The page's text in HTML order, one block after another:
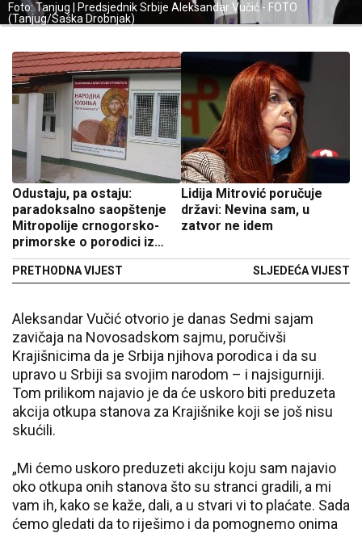
Foto: Tanjug | Predsjednik Srbije Aleksandar Vučić - FOTO
(Tanjug/Saška Drobnjak)
Odustaju, pa ostaju:
paradoksalno saopštenje
Mitropolije crnogorsko-
primorske o porodici iz
Berlina
PRETHODNA VIJEST
Lidija Mitrović poručuje
državi: Nevina sam, u
zatvor ne idem
SLJEDEĆA VIJEST
Aleksandar Vučić otvorio je danas Sedmi sajam
zavičaja na Novosadskom sajmu, poručivši
Krajišnicima da je Srbija njihova porodica i da su
upravo u Srbiji sa svojim narodom – i najsigurniji.
Tom prilikom najavio je da će uskoro biti preduzeta
akcija otkupa stanova za Krajišnike koji se još nisu
skućili.
„Mi ćemo uskoro preduzeti akciju koju sam najavio
oko otkupa onih stanova što su stranci gradili, a mi
vam ih, kako se kaže, dali, a u stvari vi to plaćate. Sada
ćemo gledati da to riješimo i da pomognemo onima